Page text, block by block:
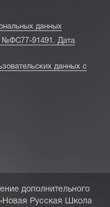
данных
№ФС77-91491. Дата
данных с
дополнительного
Русская Школа